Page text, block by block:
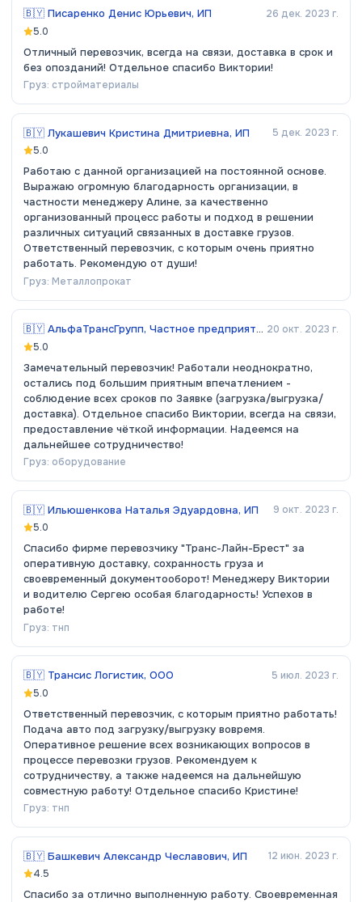
🇧🇾 Писаренко Денис Юрьевич, ИП
26 дек. 2023 г.
5.0
Отличный перевозчик, всегда на связи, доставка в срок и
без опозданий! Отдельное спасибо Виктории!
Груз: стройматериалы
🇧🇾 Лукашевич Кристина Дмитриевна, ИП
5 дек. 2023 г.
5.0
Работаю с данной организацией на постоянной основе.
Выражаю огромную благодарность организации, в
частности менеджеру Алине, за качественно
организованный процесс работы и подход в решении
различных ситуаций связанных в доставке грузов.
Ответственный перевозчик, с которым очень приятно
работать. Рекомендую от души!
Груз: Металлопрокат
🇧🇾 АльфаТрансГрупп, Частное предприятие
20 окт. 2023 г.
5.0
Замечательный перевозчик! Работали неоднократно,
остались под большим приятным впечатлением -
соблюдение всех сроков по Заявке (загрузка/выгрузка/
доставка). Отдельное спасибо Виктории, всегда на связи,
предоставление чёткой информации. Надеемся на
дальнейшее сотрудничество!
Груз: оборудование
🇧🇾 Ильюшенкова Наталья Эдуардовна, ИП
9 окт. 2023 г.
5.0
Спасибо фирме перевозчику "Транс-Лайн-Брест" за
оперативную доставку, сохранность груза и
своевременный документооборот! Менеджеру Виктории
и водителю Сергею особая благодарность! Успехов в
работе!
Груз: тнп
🇧🇾 Трансис Логистик, ООО
5 июл. 2023 г.
5.0
Ответственный перевозчик, с которым приятно работать!
Подача авто под загрузку/выгрузку вовремя.
Оперативное решение всех возникающих вопросов в
процессе перевозки грузов. Рекомендуем к
сотрудничеству, а также надеемся на дальнейшую
совместную работу! Отдельное спасибо Кристине!
Груз: тнп
🇧🇾 Башкевич Александр Чеславович, ИП
12 июн. 2023 г.
4.5
Спасибо за отлично выполненную работу. Своевременная